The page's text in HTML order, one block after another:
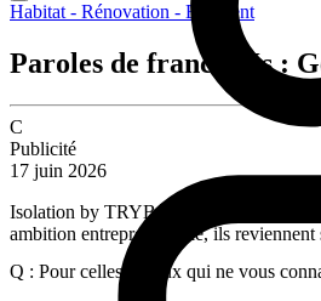
Habitat - Rénovation - Bâtiment
Paroles de franchisés :
C
Publicité
17 juin 2026
Isolation by TRYBA vous invite à
ambition entrepreneuriale, ils
Q : Pour celles et ceux qui ne vous